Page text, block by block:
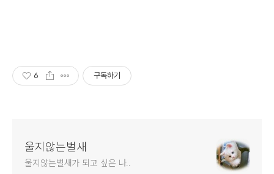
6 구독하기
울지않는벌새
울지않는벌새가 되고 싶은 나..